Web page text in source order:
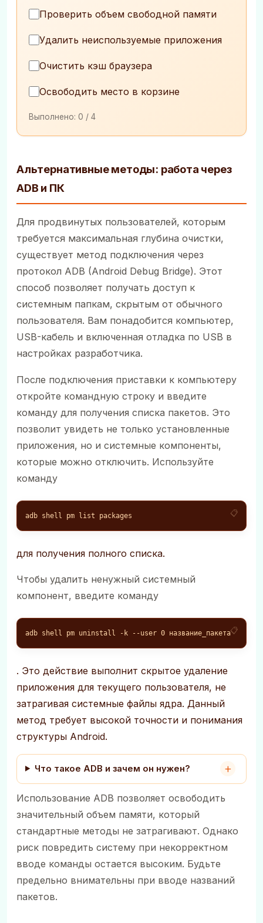
Проверить объем свободной памяти
Удалить неиспользуемые приложения
Очистить кэш браузера
Освободить место в корзине
Выполнено: 0 / 4
Альтернативные методы: работа через
ADB и ПК
Для продвинутых пользователей, которым
требуется максимальная глубина очистки,
существует метод подключения через
протокол ADB (Android Debug Bridge). Этот
способ позволяет получать доступ к
системным папкам, скрытым от обычного
пользователя. Вам понадобится компьютер,
USB-кабель и включенная отладка по USB в
настройках разработчика.
После подключения приставки к компьютеру
откройте командную строку и введите
команду для получения списка пакетов. Это
позволит увидеть не только установленные
приложения, но и системные компоненты,
которые можно отключить. Используйте
команду
adb shell pm list packages
для получения полного списка.
Чтобы удалить ненужный системный
компонент, введите команду
adb shell pm uninstall -k --user 0 название_пакета
. Это действие выполнит скрытое удаление
приложения для текущего пользователя, не
затрагивая системные файлы ядра. Данный
метод требует высокой точности и понимания
структуры Android.
Что такое ADB и зачем он нужен?
Использование ADB позволяет освободить
значительный объем памяти, который
стандартные методы не затрагивают. Однако
риск повредить систему при некорректном
вводе команды остается высоким. Будьте
предельно внимательны при вводе названий
пакетов.